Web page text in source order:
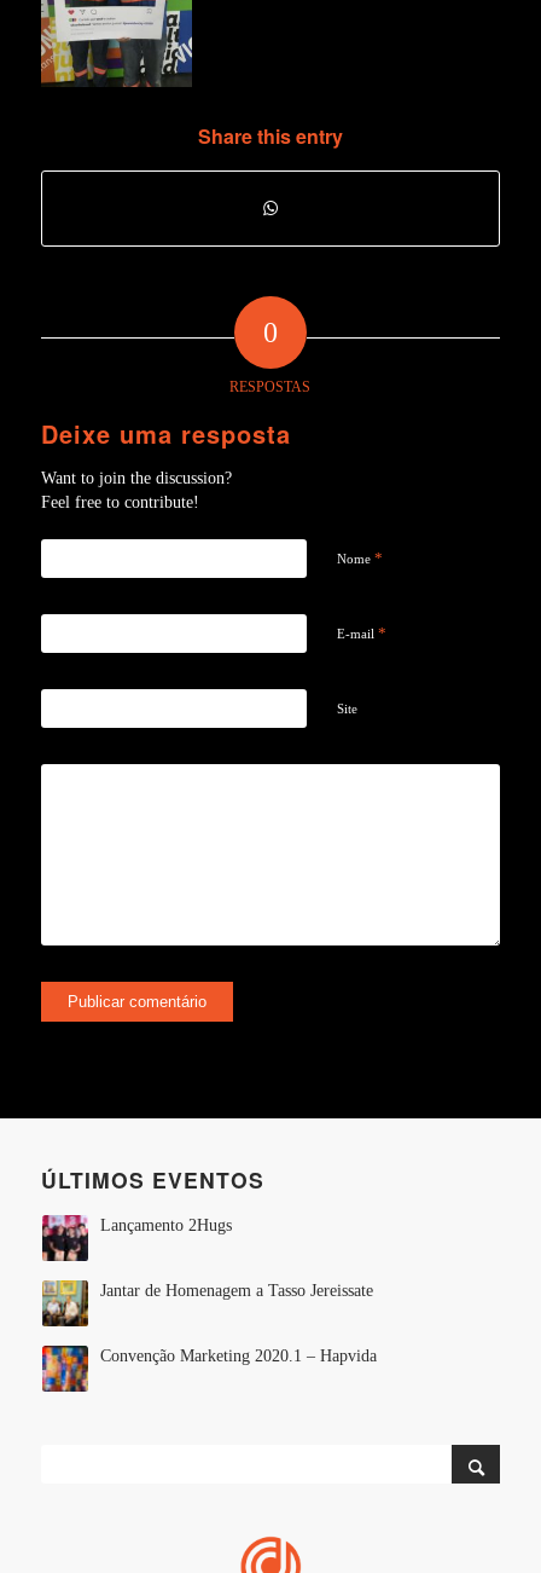
Share this entry
0
RESPOSTAS
Deixe uma resposta
Want to join the discussion?
Feel free to contribute!
Nome *
E-mail *
Site
ÚLTIMOS EVENTOS
Lançamento 2Hugs
Jantar de Homenagem a Tasso Jereissate
Convenção Marketing 2020.1 – Hapvida